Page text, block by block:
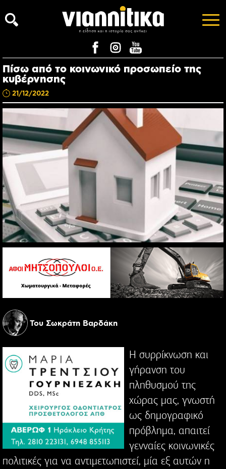
Πίσω από το κοινωνικό προσωπείο της
κυβέρνησης
21/12/2022
Του Σωκράτη Βαρδάκη
Η συρρίκνωση και
γήρανση του
πληθυσμού της
χώρας μας, γνωστή
ως δημογραφικό
πρόβλημα, απαιτεί
γενναίες κοινωνικές
πολιτικές για να αντιμετωπιστεί, μία εξ αυτών η